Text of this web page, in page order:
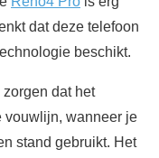
dat deze telefoon
beschikt.
dat het
vouwlijn, wanneer je
stand gebruikt. Het